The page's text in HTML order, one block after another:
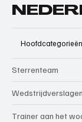
Hoofdcategorieën
Sterrenteam
Wedstrijdverslagen
Trainer aan het